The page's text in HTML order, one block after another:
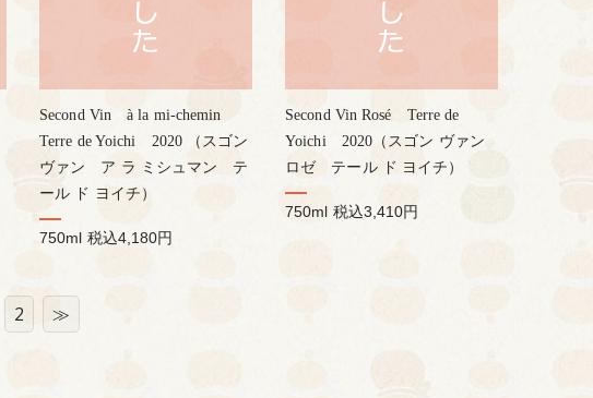
Second Vin à la mi-chemin
Terre de Yoichi 2020 （スゴン
ヴァン ア ラ ミシュマン テ
ール ド ヨイチ）
750ml 税込4,180円
Second Vin Rosé Terre de
Yoichi 2020（スゴン ヴァン
ロゼ テール ド ヨイチ）
750ml 税込3,410円
2 ≫